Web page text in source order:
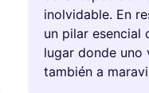
inolvidable. En
un pilar esencial
lugar donde uno
también a